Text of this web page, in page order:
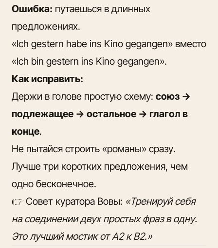
Ошибка: путаешься в длинных
предложениях.
«Ich gestern habe ins Kino gegangen» вместо
«Ich bin gestern ins Kino gegangen».
Как исправить:
Держи в голове простую схему: союз →
подлежащее → остальное → глагол в
конце.
Не пытайся строить «романы» сразу.
Лучше три коротких предложения, чем
одно бесконечное.
👉 Совет куратора Вовы: «Тренируй себя
на соединении двух простых фраз в одну.
Это лучший мостик от А2 к В2.»